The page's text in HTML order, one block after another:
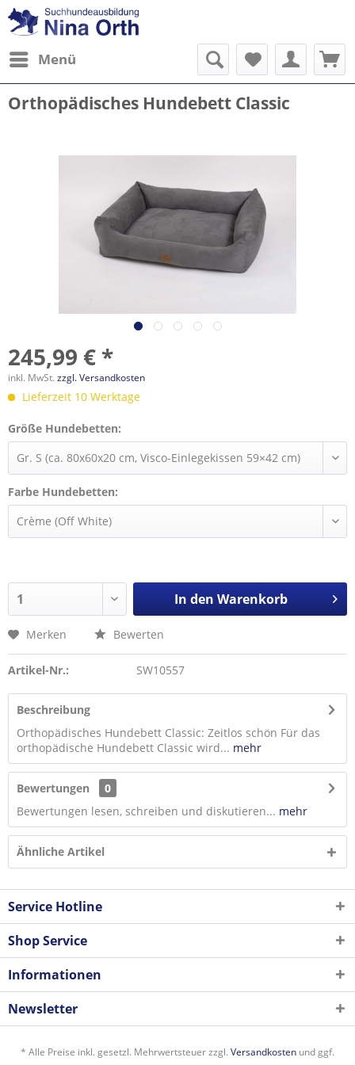
Menü
Orthopädisches Hundebett Classic
245,99 € *
inkl. MwSt. zzgl. Versandkosten
Lieferzeit 10 Werktage
Größe Hundebetten:
Farbe Hundebetten:
In den Warenkorb
Merken Bewerten
Artikel-Nr.: SW10557
Beschreibung
Orthopädisches Hundebett Classic: Zeitlos schön Für das
orthopädische Hundebett Classic wird... mehr
Bewertungen
0
Bewertungen lesen, schreiben und diskutieren... mehr
Ähnliche Artikel
Service Hotline
Shop Service
Informationen
Newsletter
* Alle Preise inkl. gesetzl. Mehrwertsteuer zzgl. Versandkosten und ggf.